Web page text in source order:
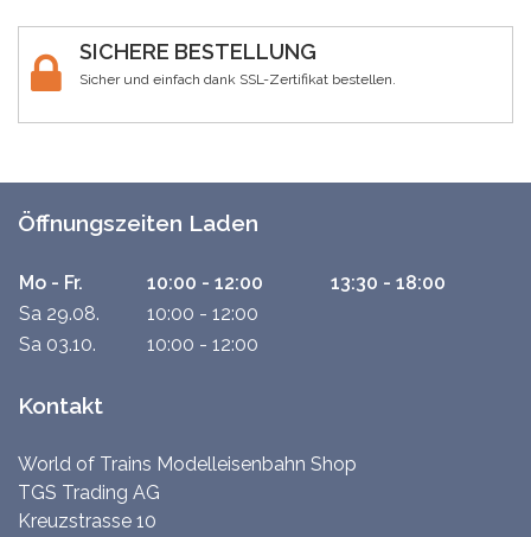
SICHERE BESTELLUNG
Sicher und einfach dank SSL-Zertifikat bestellen.
Öffnungszeiten Laden
Mo - Fr. 10:00 - 12:00
13:30 - 18:00
Sa 29.08.
10:00 - 12:00
Sa 03.10.
10:00 - 12:00
Kontakt
World of Trains Modelleisenbahn Shop
TGS Trading AG
Kreuzstrasse 10